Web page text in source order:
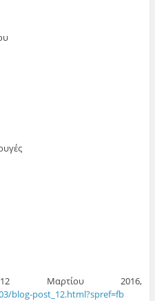
Μαρτίου 2016,
blog-post_12.html?spref=fb